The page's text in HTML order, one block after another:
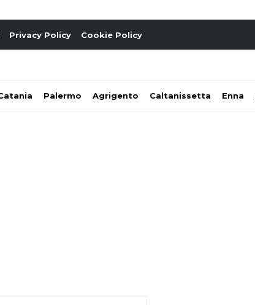
Privacy Policy Cookie Policy
Palermo Agrigento Caltanissetta Enna